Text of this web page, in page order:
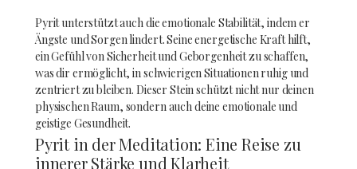
Pyrit unterstützt auch die emotionale Stabilität, indem er
Ängste und Sorgen lindert. Seine energetische Kraft hilft,
ein Gefühl von Sicherheit und Geborgenheit zu schaffen,
was dir ermöglicht, in schwierigen Situationen ruhig und
zentriert zu bleiben. Dieser Stein schützt nicht nur deinen
physischen Raum, sondern auch deine emotionale und
geistige Gesundheit.
Pyrit in der Meditation: Eine Reise zu
innerer Stärke und Klarheit